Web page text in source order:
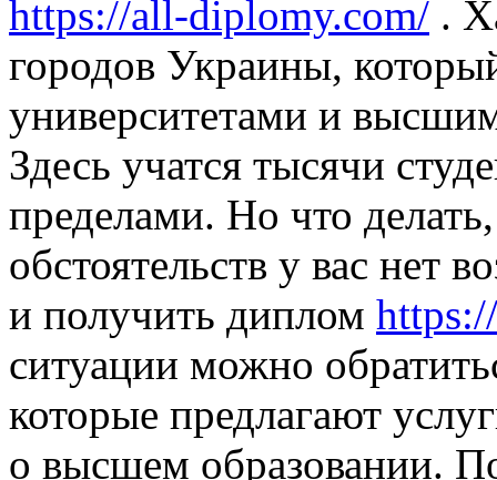
https://all-diplomy.com/ .
городов Украины,
университетами и
Здесь учатся тысячи
пределами. Но что
обстоятельств у вас нет
и получить диплом
ситуации можно
которые предлагают
о высшем образовании.